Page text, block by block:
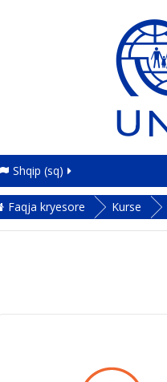
Shqip ‎(sq)‎
Faqja kryesore Kurse